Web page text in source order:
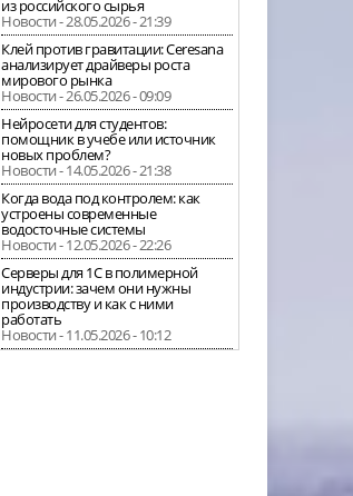
из российского сырья
Новости - 28.05.2026 - 21:39
Клей против гравитации: Ceresana
анализирует драйверы роста
мирового рынка
Новости - 26.05.2026 - 09:09
Нейросети для студентов:
помощник в учебе или источник
новых проблем?
Новости - 14.05.2026 - 21:38
Когда вода под контролем: как
устроены современные
водосточные системы
Новости - 12.05.2026 - 22:26
Серверы для 1С в полимерной
индустрии: зачем они нужны
производству и как с ними
работать
Новости - 11.05.2026 - 10:12